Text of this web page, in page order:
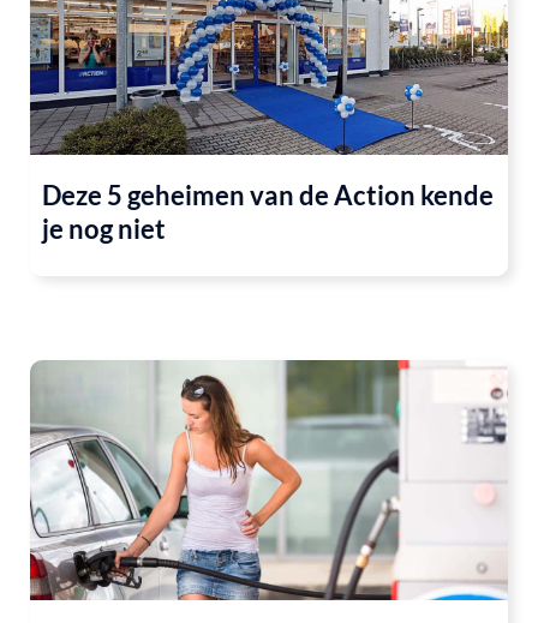
Deze 5 geheimen van de Action kende
je nog niet